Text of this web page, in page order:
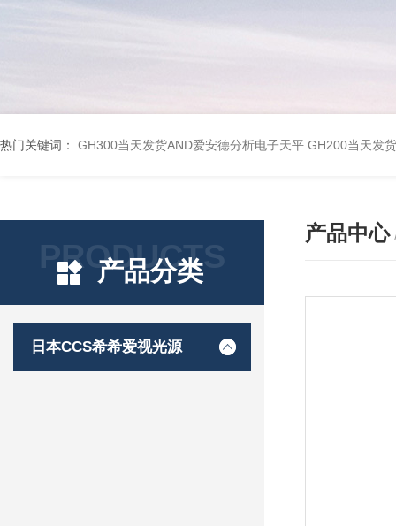
热门关键词： GH300当天发货AND爱安德分析电子天平 GH200当天发
PRODUCTS
产品分类
日本CCS希希爱视光源
产品中心